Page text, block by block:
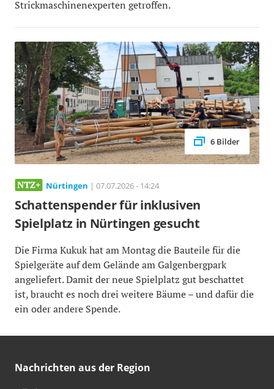
Strickmaschinenexperten getroffen.
6 Bilder
Nürtingen | 07.07.2026 - 14:24
Schattenspender für inklusiven
Spielplatz in Nürtingen gesucht
Die Firma Kukuk hat am Montag die Bauteile für die
Spielgeräte auf dem Gelände am Galgenbergpark
angeliefert. Damit der neue Spielplatz gut beschattet
ist, braucht es noch drei weitere Bäume – und dafür die
ein oder andere Spende.
Nachrichten aus der Region